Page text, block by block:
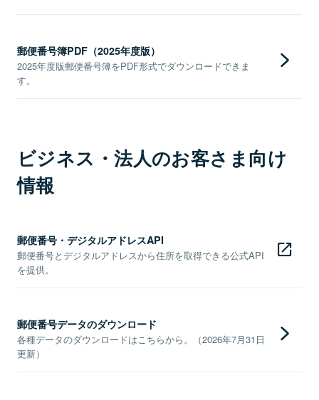
郵便番号簿PDF（2025年度版）
2025年度版郵便番号簿をPDF形式でダウンロードできま
す。
ビジネス・法人のお客さま向け
情報
郵便番号・デジタルアドレスAPI
郵便番号とデジタルアドレスから住所を取得できる公式API
を提供。
郵便番号データのダウンロード
各種データのダウンロードはこちらから。（2026年7月31日
更新）